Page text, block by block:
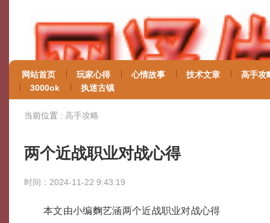
网站首页 玩家心得 心情故事 技术文章
高手攻
3000ok
执迷古镇
当前位置 : 高手攻略
两个近战职业对战心得
时间：2024-11-22 9:43:19
本文由小编麴艺涵两个近战职业对战心得